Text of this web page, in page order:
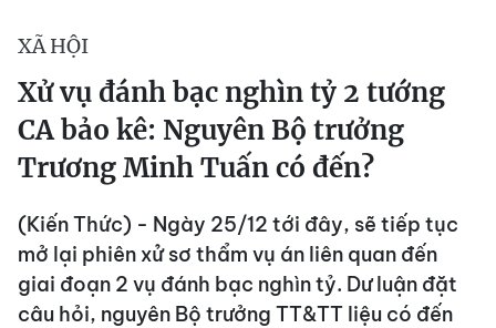
XÃ HỘI
Xử vụ đánh bạc nghìn tỷ 2 tướng
CA bảo kê: Nguyên Bộ trưởng
Trương Minh Tuấn có đến?
(Kiến Thức) - Ngày 25/12 tới đây, sẽ tiếp tục
mở lại phiên xử sơ thẩm vụ án liên quan đến
giai đoạn 2 vụ đánh bạc nghìn tỷ. Dư luận đặt
câu hỏi, nguyên Bộ trưởng TT&TT liệu có đến